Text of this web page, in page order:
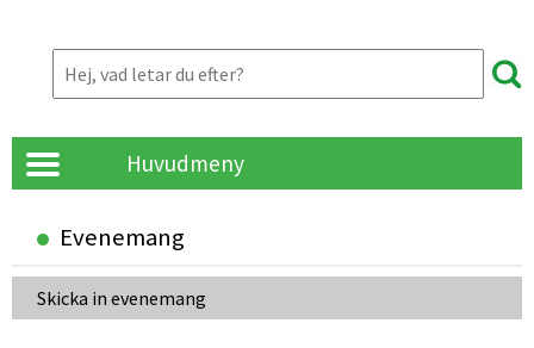
Huvudmeny
Evenemang
Skicka in evenemang